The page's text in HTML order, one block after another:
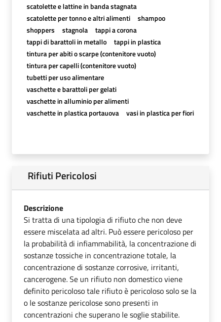
scatolette e lattine in banda stagnata
scatolette per tonno e altri alimenti
shampoo
shoppers
stagnola
tappi a corona
tappi di barattoli in metallo
tappi in plastica
tintura per abiti o scarpe (contenitore vuoto)
tintura per capelli (contenitore vuoto)
tubetti per uso alimentare
vaschette e barattoli per gelati
vaschette in alluminio per alimenti
vaschette in plastica portauova
vasi in plastica per fiori
Rifiuti Pericolosi
Descrizione
Si tratta di una tipologia di rifiuto che non deve
essere miscelata ad altri. Può essere pericoloso per
la probabilità di infiammabilità, la concentrazione di
sostanze tossiche in concentrazione totale, la
concentrazione di sostanze corrosive, irritanti,
cancerogene. Se un rifiuto non domestico viene
definito pericoloso tale rifiuto è pericoloso solo se la
o le sostanze pericolose sono presenti in
concentrazioni che superano le soglie stabilite.